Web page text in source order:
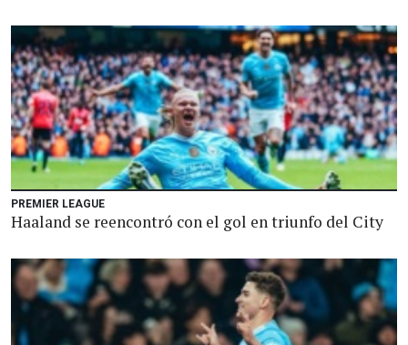
PREMIER LEAGUE
Haaland se reencontró con el gol en triunfo del City